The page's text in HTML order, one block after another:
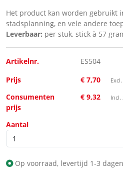
Het product kan worden gebruikt
stadsplanning, en vele andere
Leverbaar: per stuk, stick à 57
Artikelnr.
ES504
Prijs
€ 7,70
Consumenten
prijs
€ 9,32 Incl.
Aantal
Op voorraad, levertijd 1-3 dagen